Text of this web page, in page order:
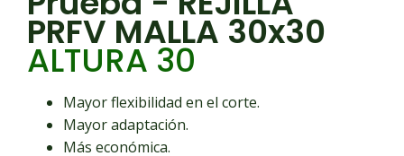
PRFV MALLA 30x30
ALTURA 30
Mayor flexibilidad en el corte.
Mayor adaptación.
Más económica.